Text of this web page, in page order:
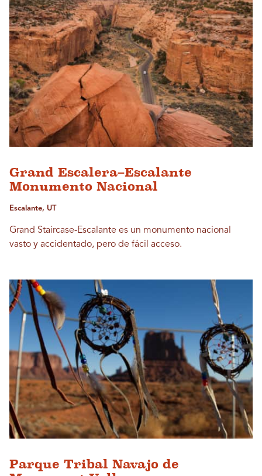
Grand Escalera–Escalante
Monumento Nacional
Escalante, UT
Grand Staircase-Escalante es un monumento nacional
vasto y accidentado, pero de fácil acceso.
Parque Tribal Navajo de